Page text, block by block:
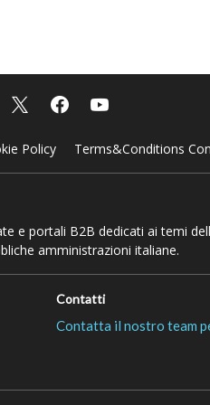
Policy Terms&Conditions
e portali B2B dedicati ai temi
amministrazioni italiane.
Contatti
Contatta il nostro team